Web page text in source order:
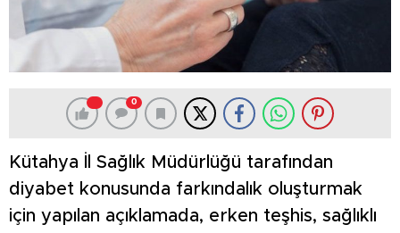
0
Kütahya İl Sağlık Müdürlüğü tarafından
diyabet konusunda farkındalık oluşturmak
için yapılan açıklamada, erken teşhis, sağlıklı